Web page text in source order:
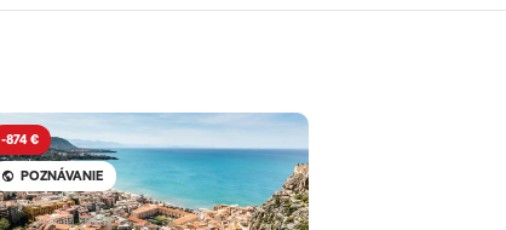
-874 €
POZNÁVANIE